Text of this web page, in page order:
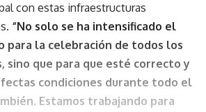
con estas infraestructuras
“No solo se ha intensificado el
para la celebración de todos los
sino que para que esté correcto y
condiciones durante todo el
Estamos trabajando para